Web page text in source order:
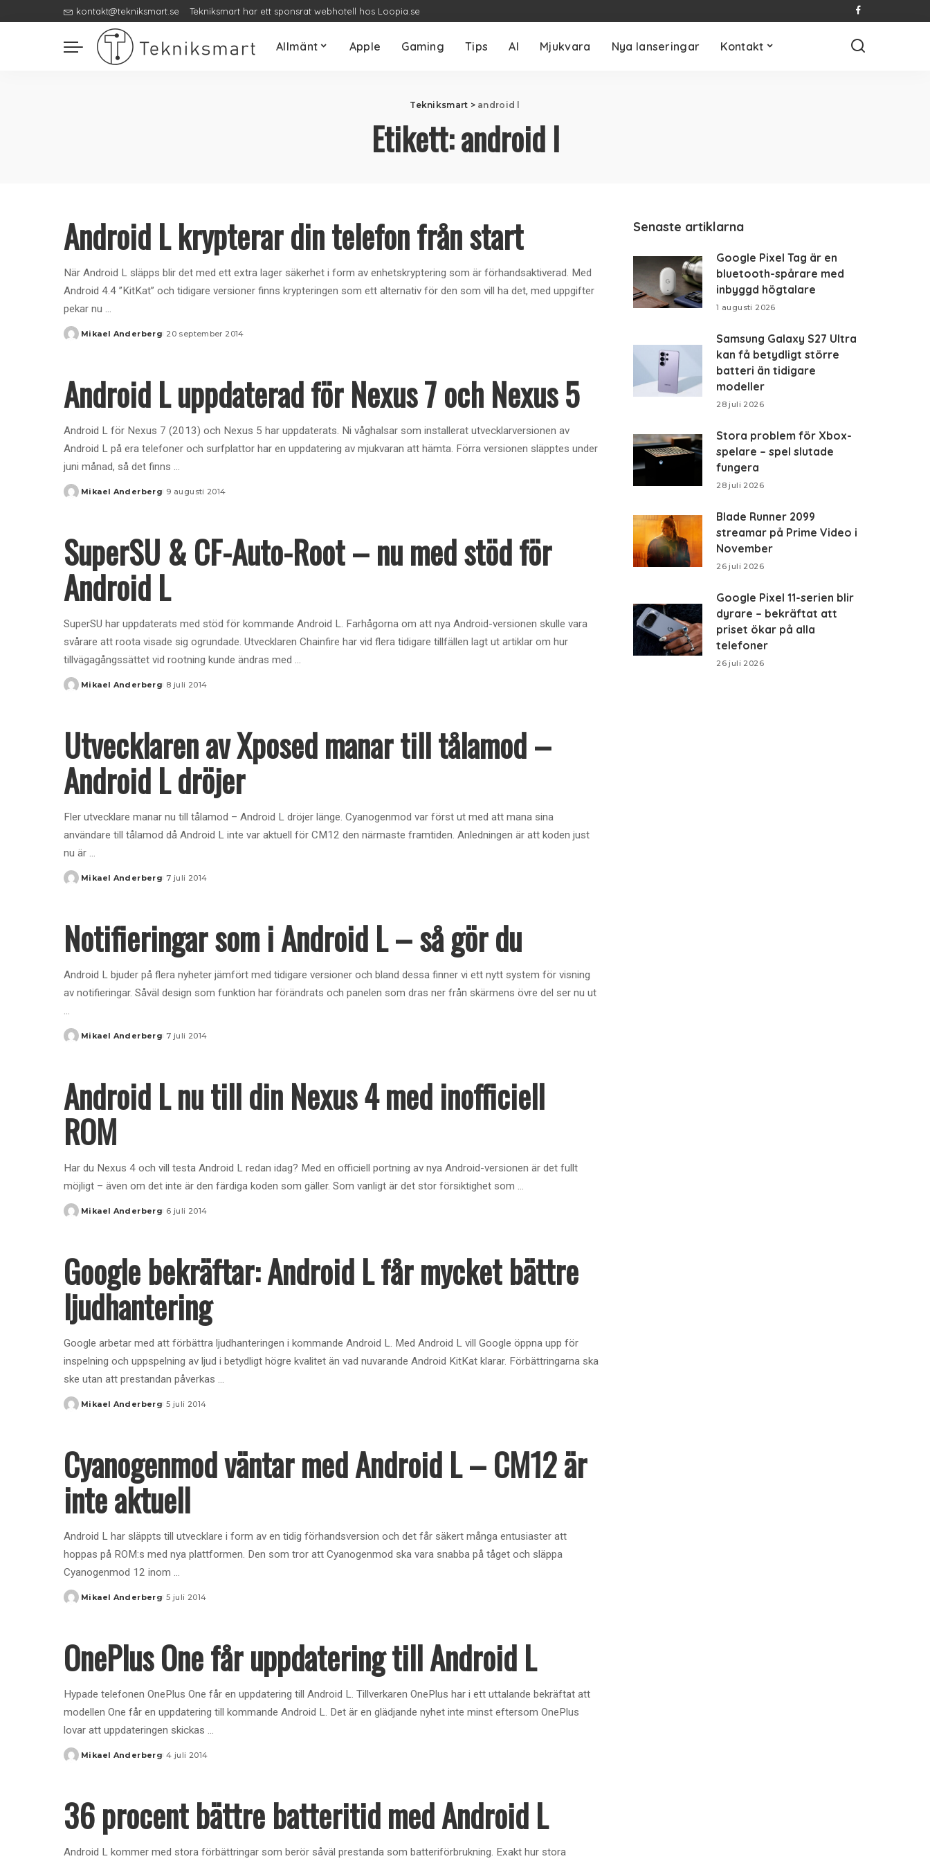
kontakt@tekniksmart.se Tekniksmart har ett sponsrat webhotell hos Loopia.se
Allmänt Apple Gaming Tips AI Mjukvara Nya lanseringar Kontakt
Tekniksmart > android l
Etikett:android l
Android L krypterar din telefon från start
När Android L släpps blir det med ett extra lager säkerhet i form av enhetskryptering som är förhandsaktiverad. Med
Android 4.4 ”KitKat” och tidigare versioner finns krypteringen som ett alternativ för den som vill ha det, med uppgifter
pekar nu ...
Posted
Mikael Anderberg 20 september 2014
Android L uppdaterad för Nexus 7 och Nexus 5
Android L för Nexus 7 (2013) och Nexus 5 har uppdaterats. Ni våghalsar som installerat utvecklarversionen av
Android L på era telefoner och surfplattor har en uppdatering av mjukvaran att hämta. Förra versionen släpptes under
juni månad, så det finns ...
Posted
Mikael Anderberg 9 augusti 2014
SuperSU & CF-Auto-Root – nu med stöd för
Android L
SuperSU har uppdaterats med stöd för kommande Android L. Farhågorna om att nya Android-versionen skulle vara
svårare att roota visade sig ogrundade. Utvecklaren Chainfire har vid flera tidigare tillfällen lagt ut artiklar om hur
tillvägagångssättet vid rootning kunde ändras med ...
Posted
Mikael Anderberg 8 juli 2014
Utvecklaren av Xposed manar till tålamod –
Android L dröjer
Fler utvecklare manar nu till tålamod – Android L dröjer länge. Cyanogenmod var först ut med att mana sina
användare till tålamod då Android L inte var aktuell för CM12 den närmaste framtiden. Anledningen är att koden just
nu är ...
Posted
Mikael Anderberg 7 juli 2014
Notifieringar som i Android L – så gör du
Android L bjuder på flera nyheter jämfört med tidigare versioner och bland dessa finner vi ett nytt system för visning
av notifieringar. Såväl design som funktion har förändrats och panelen som dras ner från skärmens övre del ser nu ut
...
Posted
Mikael Anderberg 7 juli 2014
Android L nu till din Nexus 4 med inofficiell
ROM
Har du Nexus 4 och vill testa Android L redan idag? Med en officiell portning av nya Android-versionen är det fullt
möjligt – även om det inte är den färdiga koden som gäller. Som vanligt är det stor försiktighet som ...
Posted
Mikael Anderberg 6 juli 2014
Google bekräftar: Android L får mycket bättre
ljudhantering
Google arbetar med att förbättra ljudhanteringen i kommande Android L. Med Android L vill Google öppna upp för
inspelning och uppspelning av ljud i betydligt högre kvalitet än vad nuvarande Android KitKat klarar. Förbättringarna ska
ske utan att prestandan påverkas ...
Posted
Mikael Anderberg 5 juli 2014
Cyanogenmod väntar med Android L – CM12 är
inte aktuell
Android L har släppts till utvecklare i form av en tidig förhandsversion och det får säkert många entusiaster att
hoppas på ROM:s med nya plattformen. Den som tror att Cyanogenmod ska vara snabba på tåget och släppa
Cyanogenmod 12 inom ...
Posted
Mikael Anderberg 5 juli 2014
OnePlus One får uppdatering till Android L
Hypade telefonen OnePlus One får en uppdatering till Android L. Tillverkaren OnePlus har i ett uttalande bekräftat att
modellen One får en uppdatering till kommande Android L. Det är en glädjande nyhet inte minst eftersom OnePlus
lovar att uppdateringen skickas ...
Posted
Mikael Anderberg 4 juli 2014
36 procent bättre batteritid med Android L
Android L kommer med stora förbättringar som berör såväl prestanda som batteriförbrukning. Exakt hur stora
Senaste artiklarna
Google Pixel Tag är en
bluetooth-spårare med
inbyggd högtalare
1 augusti 2026
Samsung Galaxy S27 Ultra
kan få betydligt större
batteri än tidigare
modeller
28 juli 2026
Stora problem för Xbox-
spelare – spel slutade
fungera
28 juli 2026
Blade Runner 2099
streamar på Prime Video i
November
26 juli 2026
Google Pixel 11-serien blir
dyrare – bekräftat att
priset ökar på alla
telefoner
26 juli 2026